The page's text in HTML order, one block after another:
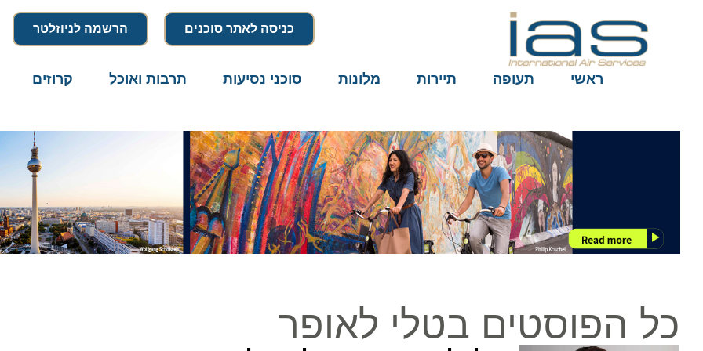
כניסה לאתר סוכנים הרשמה לניוזלטר
ראשי תעופה תיירות מלונות סוכני נסיעות תרבות ואוכל קרוזים
כל הפוסטים בטלי לאופר